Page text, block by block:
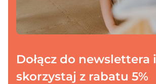
Dołącz do newslettera i
skorzystaj z rabatu 5%